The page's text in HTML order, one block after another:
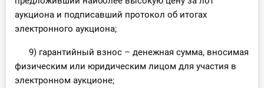
аукциона и подписавший протокол об итогах
электронного аукциона;
9) гарантийный взнос – денежная сумма, вносимая
физическим или юридическим лицом для участия в
электронном аукционе;